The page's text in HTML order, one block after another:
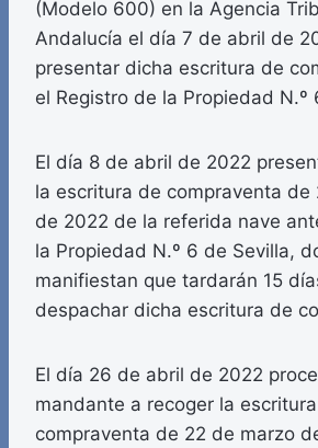
(Modelo 600) en la Agencia
Andalucía el día 7 de abril de
presentar dicha escritura de
el Registro de la Propiedad
El día 8 de abril de 2022
la escritura de compraventa de
de 2022 de la referida nave
la Propiedad N.º 6 de Sevilla,
manifiestan que tardarán 15
despachar dicha escritura de
El día 26 de abril de 2022
mandante a recoger la
compraventa de 22 de marzo